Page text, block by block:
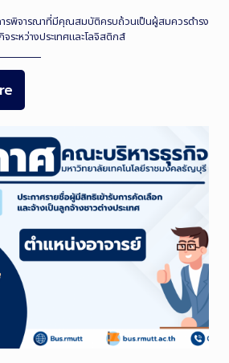
ารพิจารณาที่มีคุณสมบัติครบถ้วนเป็นผู้สมควรดำรง
ระหว่างประเทศและโลจิสติกส์